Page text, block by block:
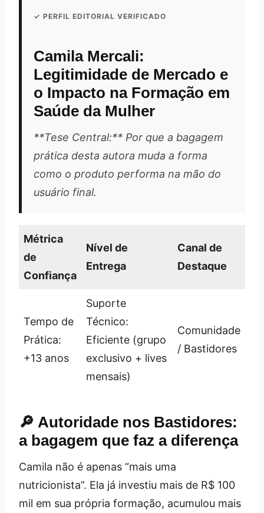
✓ PERFIL EDITORIAL VERIFICADO
Camila Mercali:
Legitimidade de Mercado e
o Impacto na Formação em
Saúde da Mulher
**Tese Central:** Por que a bagagem
prática desta autora muda a forma
como o produto performa na mão do
usuário final.
Métrica
de
Confiança
Nível de
Entrega
Canal de
Destaque
Tempo de
Prática:
+13 anos
Suporte
Técnico:
Eficiente (grupo
exclusivo + lives
mensais)
Comunidade
/ Bastidores
🔎 Autoridade nos Bastidores:
a bagagem que faz a diferença
Camila não é apenas “mais uma
nutricionista”. Ela já investiu mais de R$ 100
mil em sua própria formação, acumulou mais